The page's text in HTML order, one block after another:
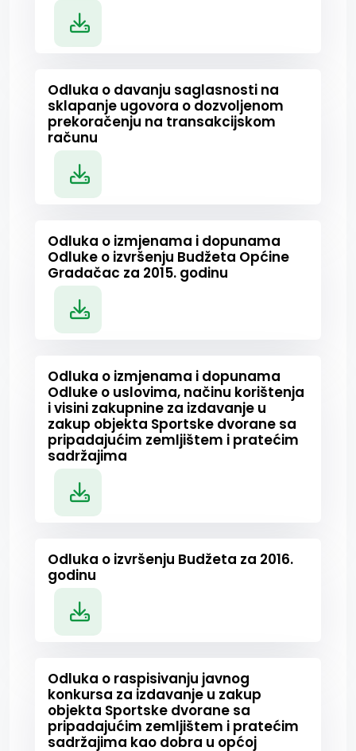
Odluka o davanju saglasnosti na
sklapanje ugovora o dozvoljenom
prekoračenju na transakcijskom
računu
Odluka o izmjenama i dopunama
Odluke o izvršenju Budžeta Općine
Gradačac za 2015. godinu
Odluka o izmjenama i dopunama
Odluke o uslovima, načinu korištenja
i visini zakupnine za izdavanje u
zakup objekta Sportske dvorane sa
pripadajućim zemljištem i pratećim
sadržajima
Odluka o izvršenju Budžeta za 2016.
godinu
Odluka o raspisivanju javnog
konkursa za izdavanje u zakup
objekta Sportske dvorane sa
pripadajućim zemljištem i pratećim
sadržajima kao dobra u općoj